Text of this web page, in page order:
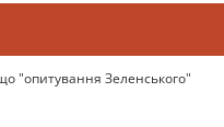
"опитування Зеленського"